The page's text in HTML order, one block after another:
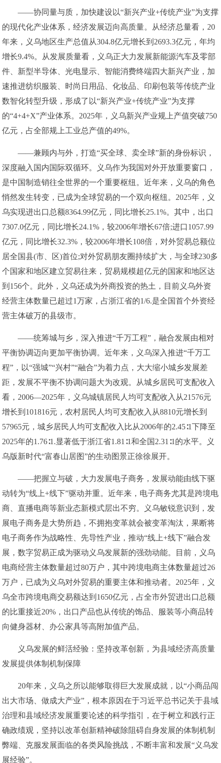
——协同量与质，加快建设以“新兴产业+传统产业”为支撑
的现代化产业体系，经济发展迈向高质量。从经济总量看，20
年来，义乌地区生产总值从304.8亿元增长到2693.3亿元，年均
增长9.4%。从发展质量看，义乌正大力发展新能源汽车及零部
件、新型半导体、光电显示、智能消费终端四大新兴产业，加
速推进纺织服装、时尚日用品、化妆品、印刷包装等传统产业
数智化转型升级，形成了以“新兴产业+传统产业”为支撑
的“4+4+X”产业体系。2025年，义乌新兴产业规上产值突破750
亿元，占全部规上工业总产值的49%。
——兼顾内与外，打造“买全球、卖全球”新的身份标识，
深度融入国内国际双循环。义乌作为我国对外开放重要窗口，
是中国制造销往全世界的一个重要枢纽。近年来，义乌的角色
悄然发生转变，已成为全球贸易的一个双向枢纽。2025年，义
乌实现进出口总额8364.99亿元，同比增长25.1%。其中，出口
7307.0亿元，同比增长24.1%，较2006年增长67倍;进口1057.99
亿元，同比增长32.3%，较2006年增长108倍，对外贸易总额位
居全国县(市、区)首位;对外贸易朋友圈持续扩大，与全球230多
个国家和地区建立贸易往来，贸易规模超亿元的国家和地区达
到156个。此外，义乌还成为外商投资的热土，目前义乌外资
经营主体数量已超过1万家，占浙江省的1/6.是全国首个外资经
营主体破万的县级市。
——统筹城与乡，深入推进“千万工程”，融合发展由相对
平衡协调迈向更加平衡协调。近年来，义乌深入推进“千万工
程”，以“强城”“兴村”“融合”为着力点，大大缩小城乡发展差
距，发展不平衡不协调问题大为改观。从城乡居民可支配收入
看，2006—2025年，义乌城镇居民人均可支配收入从21576元
增长到101816元，农村居民人均可支配收入从8810元增长到
57965元，城乡居民人均可支配收入比从2006年的2.45∶1下降至
2025年的1.76∶1.显著低于浙江省1.81∶1和全国2.31∶1的水平。义
乌版新时代“富春山居图”的生动图景正徐徐展开。
——把握立与破，大力发展电子商务，发展动能由线下驱
动转为“线上+线下”驱动并重。近年来，电子商务尤其是跨境电
商、直播电商等新业态新模式层出不穷。义乌敏锐意识到，发
展电子商务是大势所趋，不拥抱变革就会被变革淘汰，果断将
电子商务作为战略性、先导性产业，推动“线上+线下”融合发
展，数字贸易正成为驱动义乌发展新的强劲动能。目前，义乌
电商经营主体数量超过80万户，其中跨境电商主体数量超过26
万户，已成为义乌对外贸易的重要主体和推动者。2025年，义
乌全市跨境电商交易额达到1650亿元，占全市外贸进出口总额
的比重接近20%，出口产品也从传统的饰品、服装等小商品转
向健身器材、办公家具等高附加值产品。
义乌发展的鲜活经验：坚持改革创新，为县域经济高质量
发展提供体制机制保障
20年来，义乌之所以能够取得巨大发展成就，以“小商品闯
出大市场、做成大产业”，根本原因在于习近平总书记关于县域
治理和县域经济发展重要论述的科学指引，在于树立和践行正
确政绩观，坚持以改革创新精神破除阻碍自身发展的体制机制
弊端、克服发展面临的各类风险挑战，不断丰富和发展“义乌发
展经验”。